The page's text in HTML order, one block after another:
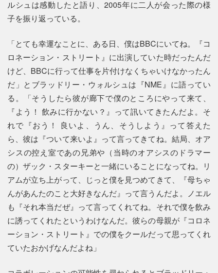
ルシュは感動したと語り、2005年に二人が会った際の様
子を振り返っている。
「とても幸運なことに、ある日、僕はBBCにいてね。『コ
ロネーション・ストリート』に出演していた時だったんだ
けど、BBCに行って仕事を片付けなくちゃいけなかったん
だ」とブラッドリー・ウォルシュは『NME』に語ってい
る。「そうしたら彼が廊下で僕のところにやって来て、
『よう！ 飲みに行かない？』って訊いてきたんだよ。そ
れで『おう！ 良いよ、うん、そうしよう』って答えた
ら、彼は『ついて来いよ』って言ってきてね。結局、オア
シスの控え室であの兄弟や（当時のオアシスのドラマー
の）ザック・スターキーと一緒にいることになってね。リ
アムが立ち上がって、じっと僕を見つめてきて、『母ちゃ
んがあんたのこと大好きなんだ』って言うんだよ。ノエル
も『それ本当だぜ』って言ってくれてね。それで僕を飲み
に誘ってくれたというわけなんだ。彼らの母親が『コロネ
ーション・ストリート』での僕をクールだって思ってくれ
ていたおかげなんだよね」